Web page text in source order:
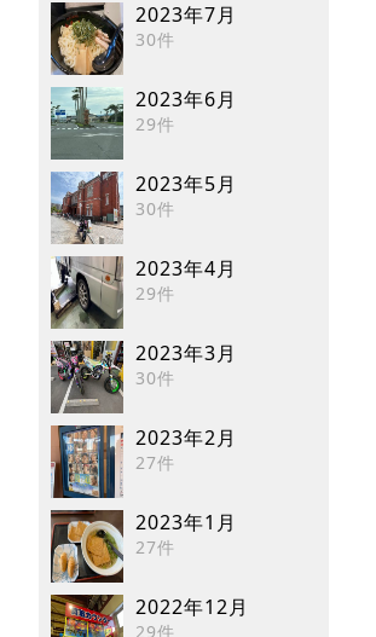
2023年7月
30件
2023年6月
29件
2023年5月
30件
2023年4月
29件
2023年3月
30件
2023年2月
27件
2023年1月
27件
2022年12月
29件